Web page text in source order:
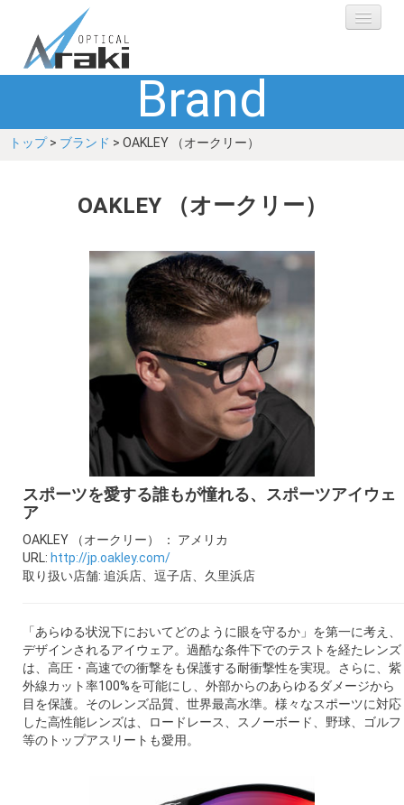
ブランド
お客さまの声
採用
Brand
トップ> ブランド > OAKLEY （オークリー）
OAKLEY （オークリー）
スポーツを愛する誰もが憧れる、スポーツアイウェ
ア
OAKLEY （オークリー） ： アメリカ
URL: http://jp.oakley.com/
取り扱い店舗: 追浜店、逗子店、久里浜店
「あらゆる状況下においてどのように眼を守るか」を第一に考え、
デザインされるアイウェア。過酷な条件下でのテストを経たレンズ
は、高圧・高速での衝撃をも保護する耐衝撃性を実現。さらに、紫
外線カット率100%を可能にし、外部からのあらゆるダメージから
目を保護。そのレンズ品質、世界最高水準。様々なスポーツに対応
した高性能レンズは、ロードレース、スノーボード、野球、ゴルフ
等のトップアスリートも愛用。